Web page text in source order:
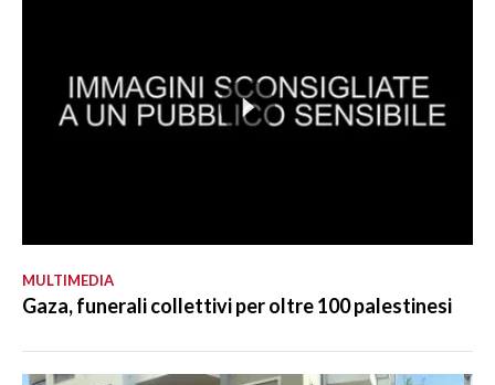
MULTIMEDIA
Gaza, funerali collettivi per oltre 100 palestinesi